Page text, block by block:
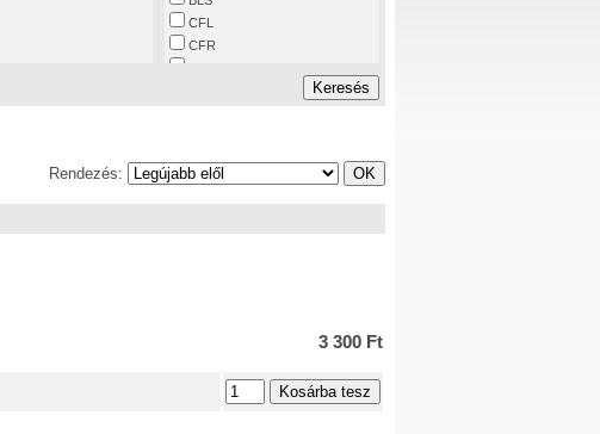
CFL
CFR
DRG
KBayStsB
KSStEB
Rendezés:
3 300 Ft